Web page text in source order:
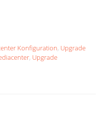
Konfiguration, Upgrade
, Upgrade